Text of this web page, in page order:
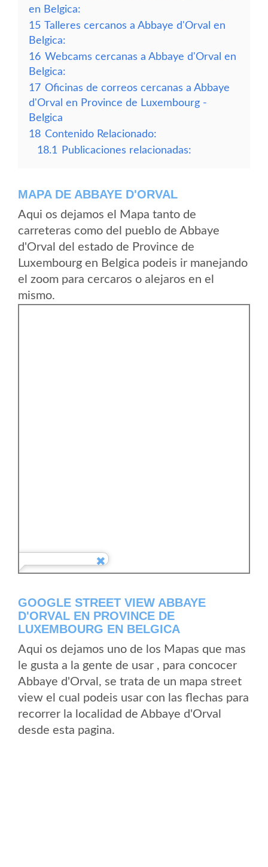
en Belgica:
15 Talleres cercanos a Abbaye d'Orval en
Belgica:
16 Webcams cercanas a Abbaye d'Orval en
Belgica:
17 Oficinas de correos cercanas a Abbaye
d'Orval en Province de Luxembourg -
Belgica
18 Contenido Relacionado:
18.1
Publicaciones relacionadas:
MAPA DE ABBAYE D'ORVAL
Aqui os dejamos el Mapa tanto de
carreteras como del pueblo de Abbaye
d'Orval del estado de Province de
Luxembourg en Belgica podeis ir manejando
el zoom para cercaros o alejaros en el
mismo.
GOOGLE STREET VIEW ABBAYE
D'ORVAL EN PROVINCE DE
LUXEMBOURG EN BELGICA
Aqui os dejamos uno de los Mapas que mas
le gusta a la gente de usar , para concocer
Abbaye d'Orval, se trata de un mapa street
view el cual podeis usar con las flechas para
recorrer la localidad de Abbaye d'Orval
desde esta pagina.